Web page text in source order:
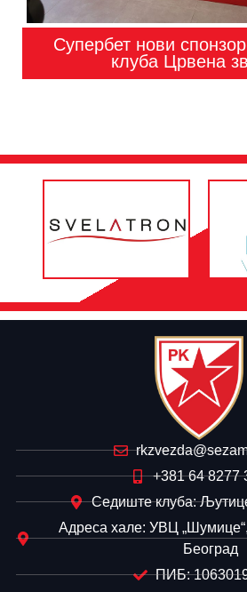
Супербет нови
клуба Црвена
+381 64 8277
Седиште клуба:
Адреса хале: УВЦ
Београд
ПИБ: